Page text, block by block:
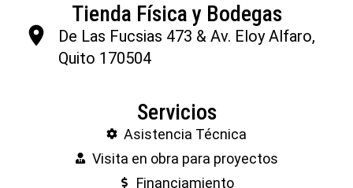
Tienda Física y Bodegas
De Las Fucsias 473 & Av. Eloy Alfaro,
Quito 170504
Servicios
Asistencia Técnica
Visita en obra para proyectos
Financiamiento